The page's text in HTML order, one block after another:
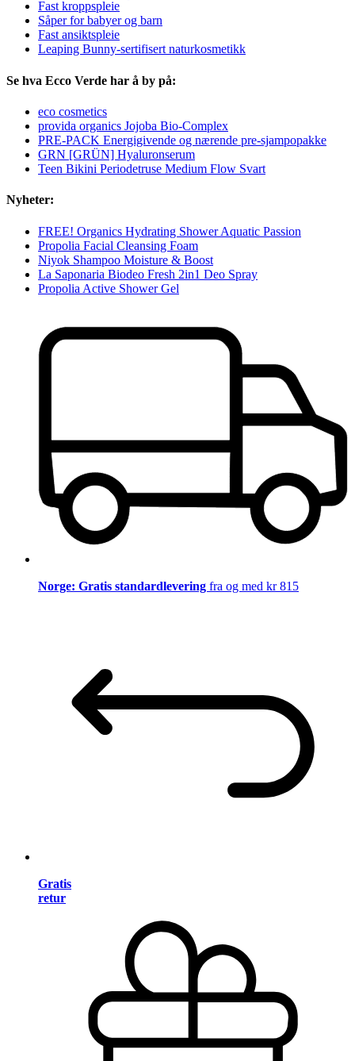
Fast kroppspleie
Såper for babyer og barn
Fast ansiktspleie
Leaping Bunny-sertifisert naturkosmetikk
Se hva Ecco Verde har å by på:
eco cosmetics
provida organics Jojoba Bio-Complex
PRE-PACK Energigivende og nærende pre-sjampopakke
GRN [GRÜN] Hyaluronserum
Teen Bikini Periodetruse Medium Flow Svart
Nyheter:
FREE! Organics Hydrating Shower Aquatic Passion
Propolia Facial Cleansing Foam
Niyok Shampoo Moisture & Boost
La Saponaria Biodeo Fresh 2in1 Deo Spray
Propolia Active Shower Gel
Norge: Gratis standardlevering fra og med kr 815
Gratis
retur